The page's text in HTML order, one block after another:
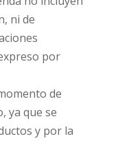
ni de
por
de
ya que se
y por la